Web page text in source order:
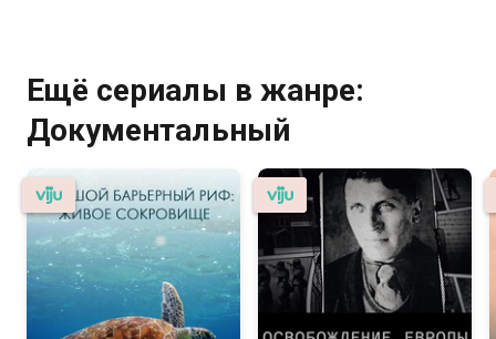
Ещё сериалы в жанре:
Документальный